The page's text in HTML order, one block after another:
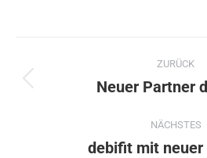
ZURÜCK
Neuer Partner
NÄCHSTES
debifit mit neuer